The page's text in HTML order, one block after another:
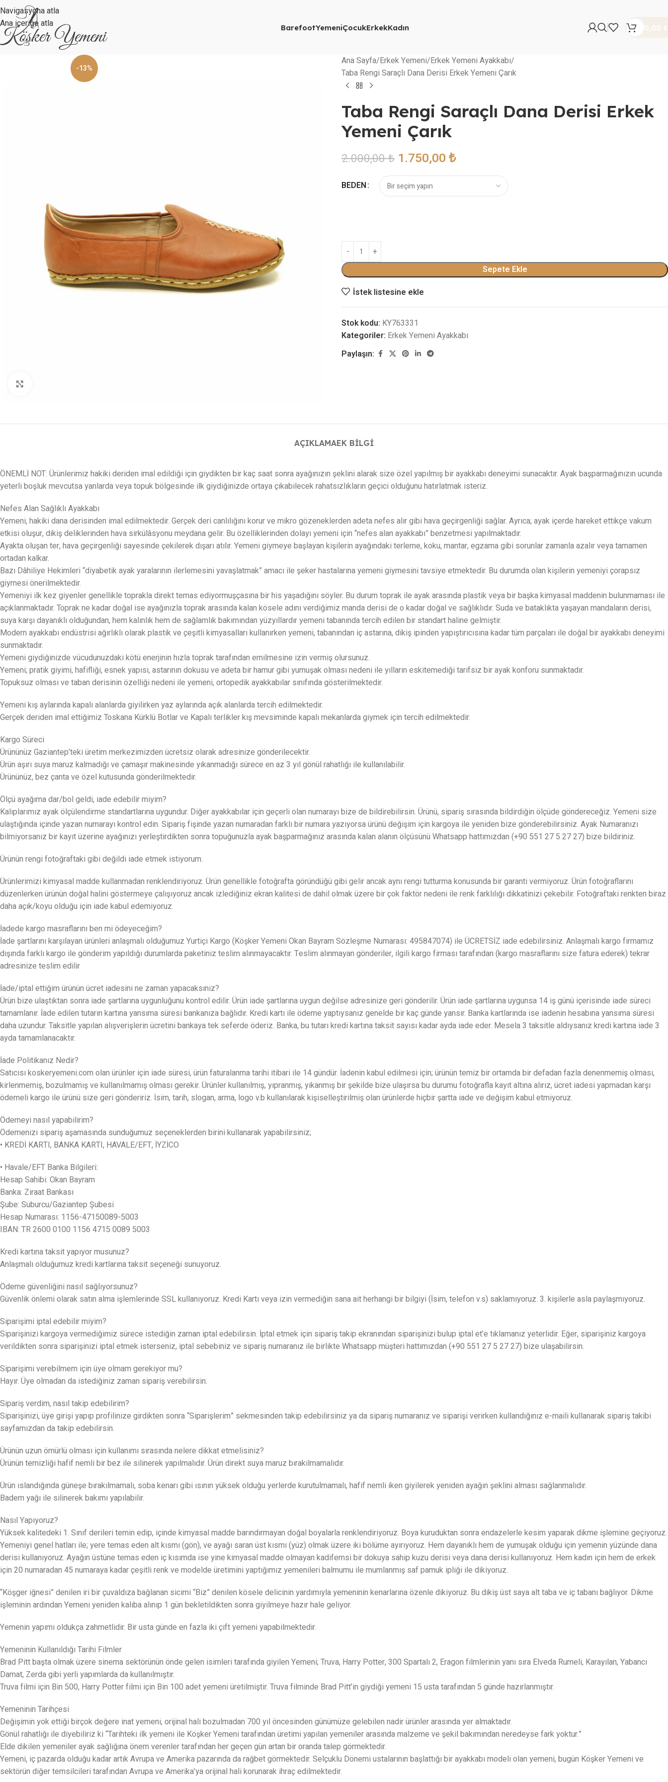
Navigasyona atla
Ana içeriğe atla
BarefootYemeniÇocukErkekKadın
-13%
Ana Sayfa Erkek Yemeni Erkek Yemeni Ayakkabı
Taba Rengi Saraçlı Dana Derisi Erkek Yemeni Çarık
Taba Rengi Saraçlı Dana Derisi Erkek
Yemeni Çarık
2.000,00₺ 1.750,00₺
BEDEN
Sepete Ekle
İstek listesine ekle
Stok kodu: KY763331
Kategoriler: Erkek Yemeni Ayakkabı
Paylaşın:
AÇIKLAMAEK BILGI
ÖNEMLİ NOT: Ürünlerimiz hakiki deriden imal edildiği için giydikten bir kaç saat sonra ayağınızın şeklini alarak size özel yapılmış bir ayakkabı deneyimi sunacaktır. Ayak başparmağınızın ucunda
yeterli boşluk mevcutsa yanlarda veya topuk bölgesinde ilk giydiğinizde ortaya çıkabilecek rahatsızlıkların geçici olduğunu hatırlatmak isteriz.
Nefes Alan Sağlıklı Ayakkabı
Yemeni, hakiki dana derisinden imal edilmektedir. Gerçek deri canlılığını korur ve mikro gözeneklerden adeta nefes alır gibi hava geçirgenliği sağlar. Ayrıca; ayak içerde hareket ettikçe vakum
etkisi oluşur, dikiş deliklerinden hava sirkülâsyonu meydana gelir. Bu özelliklerinden dolayı yemeni için “nefes alan ayakkabı” benzetmesi yapılmaktadır.
Ayakta oluşan ter, hava geçirgenliği sayesinde çekilerek dışarı atılır. Yemeni giymeye başlayan kişilerin ayağındaki terleme, koku, mantar, egzama gibi sorunlar zamanla azalır veya tamamen
ortadan kalkar.
Bazı Dâhiliye Hekimleri “diyabetik ayak yaralarının ilerlemesini yavaşlatmak” amacı ile şeker hastalarına yemeni giymesini tavsiye etmektedir. Bu durumda olan kişilerin yemeniyi çorapsız
giymesi önerilmektedir.
Yemeniyi ilk kez giyenler genellikle toprakla direkt temas ediyormuşçasına bir his yaşadığını söyler. Bu durum toprak ile ayak arasında plastik veya bir başka kimyasal maddenin bulunmaması ile
açıklanmaktadır. Toprak ne kadar doğal ise ayağınızla toprak arasında kalan kösele adını verdiğimiz manda derisi de o kadar doğal ve sağlıklıdır. Suda ve bataklıkta yaşayan mandaların derisi,
suya karşı dayanıklı olduğundan, hem kalınlık hem de sağlamlık bakımından yüzyıllardır yemeni tabanında tercih edilen bir standart haline gelmiştir.
Modern ayakkabı endüstrisi ağırlıklı olarak plastik ve çeşitli kimyasalları kullanırken yemeni, tabanından iç astarına, dikiş ipinden yapıştırıcısına kadar tüm parçaları ile doğal bir ayakkabı deneyimi
sunmaktadır.
Yemeni giydiğinizde vücudunuzdaki kötü enerjinin hızla toprak tarafından emilmesine izin vermiş olursunuz.
Yemeni; pratik giyimi, hafifliği, esnek yapısı, astarının dokusu ve adeta bir hamur gibi yumuşak olması nedeni ile yılların eskitemediği tarifsiz bir ayak konforu sunmaktadır.
Topuksuz olması ve taban derisinin özelliği nedeni ile yemeni, ortopedik ayakkabılar sınıfında gösterilmektedir.
Yemeni kış aylarında kapalı alanlarda giyilirken yaz aylarında açık alanlarda tercih edilmektedir.
Gerçek deriden imal ettiğimiz Toskana Kürklü Botlar ve Kapalı terlikler kış mevsiminde kapalı mekanlarda giymek için tercih edilmektedir.
Kargo Süreci
Ürününüz Gaziantep’teki üretim merkezimizden ücretsiz olarak adresinize gönderilecektir.
Ürün aşırı suya maruz kalmadığı ve çamaşır makinesinde yıkanmadığı sürece en az 3 yıl gönül rahatlığı ile kullanılabilir.
Ürününüz, bez çanta ve özel kutusunda gönderilmektedir.
Ölçü ayağıma dar/bol geldi, iade edebilir miyim?
Kalıplarımız ayak ölçülendirme standartlarına uygundur. Diğer ayakkabılar için geçerli olan numarayı bize de bildirebilirsin. Ürünü, sipariş sırasında bildirdiğin ölçüde göndereceğiz. Yemeni size
ulaştığında içinde yazan numarayı kontrol edin. Sipariş fişinde yazan numaradan farklı bir numara yazıyorsa ürünü değişim için kargoya ile yeniden bize gönderebilirsiniz. Ayak Numaranızı
bilmiyorsanız bir kayıt üzerine ayağınızı yerleştirdikten sonra topuğunuzla ayak başparmağınız arasında kalan alanın ölçüsünü Whatsapp hattımızdan (+90 551 27 5 27 27) bize bildiriniz.
Ürünün rengi fotoğraftaki gibi değildi iade etmek istiyorum.
Ürünlerimizi kimyasal madde kullanmadan renklendiriyoruz. Ürün genellikle fotoğrafta göründüğü gibi gelir ancak aynı rengi tutturma konusunda bir garanti vermiyoruz. Ürün fotoğraflarını
düzenlerken ürünün doğal halini göstermeye çalışıyoruz ancak izlediğiniz ekran kalitesi de dahil olmak üzere bir çok faktör nedeni ile renk farklılığı dikkatinizi çekebilir. Fotoğraftaki renkten biraz
daha açık/koyu olduğu için iade kabul edemiyoruz.
İadede kargo masraflarını ben mi ödeyeceğim?
İade şartlarını karşılayan ürünleri anlaşmalı olduğumuz Yurtiçi Kargo (Köşker Yemeni Okan Bayram Sözleşme Numarası: 495847074) ile ÜCRETSİZ iade edebilirsiniz. Anlaşmalı kargo firmamız
dışında farklı kargo ile gönderim yapıldığı durumlarda paketiniz teslim alınmayacaktır. Teslim alınmayan gönderiler, ilgili kargo firması tarafından (kargo masraflarını size fatura ederek) tekrar
adresinize teslim edilir
İade/iptal ettiğim ürünün ücret iadesini ne zaman yapacaksınız?
Ürün bize ulaştıktan sonra iade şartlarına uygunluğunu kontrol edilir. Ürün iade şartlarına uygun değilse adresinize geri gönderilir. Ürün iade şartlarına uygunsa 14 iş günü içerisinde iade süreci
tamamlanır. İade edilen tutarın kartına yansıma süresi bankanıza bağlıdır. Kredi kartı ile ödeme yaptıysanız genelde bir kaç günde yansır. Banka kartlarında ise iadenin hesabına yansıma süresi
daha uzundur. Taksitle yapılan alışverişlerin ücretini bankaya tek seferde öderiz. Banka, bu tutarı kredi kartına taksit sayısı kadar ayda iade eder. Mesela 3 taksitle aldıysanız kredi kartına iade 3
ayda tamamlanacaktır.
İade Politikanız Nedir?
Satıcısı koskeryemeni.com olan ürünler için iade süresi, ürün faturalanma tarihi itibari ile 14 gündür. İadenin kabul edilmesi için; ürünün temiz bir ortamda bir defadan fazla denenmemiş olması,
kirlenmemiş, bozulmamış ve kullanılmamış olması gerekir. Ürünler kullanılmış, yıpranmış, yıkanmış bir şekilde bize ulaşırsa bu durumu fotoğrafla kayıt altına alırız, ücret iadesi yapmadan karşı
ödemeli kargo ile ürünü size geri göndeririz. İsim, tarih, slogan, arma, logo v.b kullanılarak kişiselleştirilmiş olan ürünlerde hiçbir şartta iade ve değişim kabul etmiyoruz.
Ödemeyi nasıl yapabilirim?
Ödemenizi sipariş aşamasında sunduğumuz seçeneklerden birini kullanarak yapabilirsiniz;
• KREDİ KARTI, BANKA KARTI, HAVALE/EFT, İYZİCO
• Havale/EFT Banka Bilgileri:
Hesap Sahibi: Okan Bayram
Banka: Ziraat Bankası
Şube: Suburcu/Gaziantep Şubesi
Hesap Numarası: 1156-47150089-5003
IBAN: TR 2600 0100 1156 4715 0089 5003
Kredi kartına taksit yapıyor musunuz?
Anlaşmalı olduğumuz kredi kartlarına taksit seçeneği sunuyoruz.
Ödeme güvenliğini nasıl sağlıyorsunuz?
Güvenlik önlemi olarak satın alma işlemlerinde SSL kullanıyoruz. Kredi Kartı veya izin vermediğin sana ait herhangi bir bilgiyi (İsim, telefon v.s) saklamıyoruz. 3. kişilerle asla paylaşmıyoruz.
Siparişimi iptal edebilir miyim?
Siparişinizi kargoya vermediğimiz sürece istediğin zaman iptal edebilirsin. İptal etmek için sipariş takip ekranından siparişinizi bulup iptal et’e tıklamanız yeterlidir. Eğer, siparişiniz kargoya
verildikten sonra siparişinizi iptal etmek isterseniz, iptal sebebiniz ve sipariş numaranız ile birlikte Whatsapp müşteri hattımızdan (+90 551 27 5 27 27) bize ulaşabilirsin.
Siparişimi verebilmem için üye olmam gerekiyor mu?
Hayır. Üye olmadan da istediğiniz zaman sipariş verebilirsin.
Sipariş verdim, nasıl takip edebilirim?
Siparişinizi, üye girişi yapıp profilinize girdikten sonra “Siparişlerim” sekmesinden takip edebilirsiniz ya da sipariş numaranız ve siparişi verirken kullandığınız e-maili kullanarak sipariş takibi
sayfamızdan da takip edebilirsin.
Ürünün uzun ömürlü olması için kullanımı sırasında nelere dikkat etmelisiniz?
Ürünün temizliği hafif nemli bir bez ile silinerek yapılmalıdır. Ürün direkt suya maruz bırakılmamalıdır.
Ürün ıslandığında güneşe bırakılmamalı, soba kenarı gibi ısının yüksek olduğu yerlerde kurutulmamalı, hafif nemli iken giyilerek yeniden ayağın şeklini alması sağlanmalıdır.
Badem yağı ile silinerek bakımı yapılabilir.
Nasıl Yapıyoruz?
Yüksek kalitedeki 1. Sınıf derileri temin edip, içinde kimyasal madde barındırmayan doğal boyalarla renklendiriyoruz. Boya kuruduktan sonra endazelerle kesim yaparak dikme işlemine geçiyoruz.
Yemeniyi genel hatları ile; yere temas eden alt kısmı (gön), ve ayağı saran üst kısmı (yüz) olmak üzere iki bölüme ayırıyoruz. Hem dayanıklı hem de yumuşak olduğu için yemenin yüzünde dana
derisi kullanıyoruz. Ayağın üstüne temas eden iç kısımda ise yine kimyasal madde olmayan kadifemsi bir dokuya sahip kuzu derisi veya dana derisi kullanıyoruz. Hem kadın için hem de erkek
için 20 numaradan 45 numaraya kadar çeşitli renk ve modelde üretimini yaptığımız yemenileri balmumu ile mumlanmış saf pamuk ipliği ile dikiyoruz.
“Köşger iğnesi” denilen iri bir çuvaldıza bağlanan sicimi “Biz” denilen kösele delicinin yardımıyla yemeninin kenarlarına özenle dikiyoruz. Bu dikiş üst saya alt taba ve iç tabanı bağlıyor. Dikme
işleminin ardından Yemeni yeniden kalıba alınıp 1 gün bekletildikten sonra giyilmeye hazır hale geliyor.
Yemenin yapımı oldukça zahmetlidir. Bir usta günde en fazla iki çift yemeni yapabilmektedir.
Yemeninin Kullanıldığı Tarihi Filmler
Brad Pitt başta olmak üzere sinema sektörünün önde gelen isimleri tarafında giyilen Yemeni; Truva, Harry Potter, 300 Spartalı 2, Eragon filmlerinin yanı sıra Elveda Rumeli, Karayılan, Yabancı
Damat, Zerda gibi yerli yapımlarda da kullanılmıştır.
Truva filmi için Bin 500, Harry Potter filmi için Bin 100 adet yemeni üretilmiştir. Truva filminde Brad Pitt’in giydiği yemeni 15 usta tarafından 5 günde hazırlanmıştır.
Yemeninin Tarihçesi
Değişimin yok ettiği birçok değere inat yemeni, orijinal hali bozulmadan 700 yıl öncesinden günümüze gelebilen nadir ürünler arasında yer almaktadır.
Gönül rahatlığı ile diyebiliriz ki “Tarihteki ilk yemeni ile Köşker Yemeni tarafından üretimi yapılan yemeniler arasında malzeme ve şekil bakımından neredeyse fark yoktur.”
Elde dikilen yemeniler ayak sağlığına önem verenler tarafından her geçen gün artan bir oranda talep görmektedir.
Yemeni, iç pazarda olduğu kadar artık Avrupa ve Amerika pazarında da rağbet görmektedir. Selçuklu Dönemi ustalarının başlattığı bir ayakkabı modeli olan yemeni, bugün Köşker Yemeni ve
sektörün diğer temsilcileri tarafından Avrupa ve Amerika’ya orijinal hali korunarak ihraç edilmektedir.